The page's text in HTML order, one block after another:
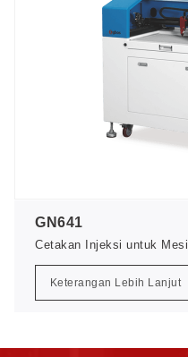
GN641
Cetakan Injeksi untuk
Keterangan Lebih Lanjut